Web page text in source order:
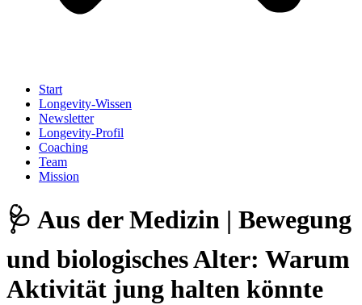
Start
Longevity-Wissen
Newsletter
Longevity-Profil
Coaching
Team
Mission
🩺 Aus der Medizin | Bewegung
und biologisches Alter: Warum
Aktivität jung halten könnte